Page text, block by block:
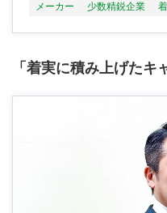
メーカー 少数精鋭企業
「着実に積み上げた